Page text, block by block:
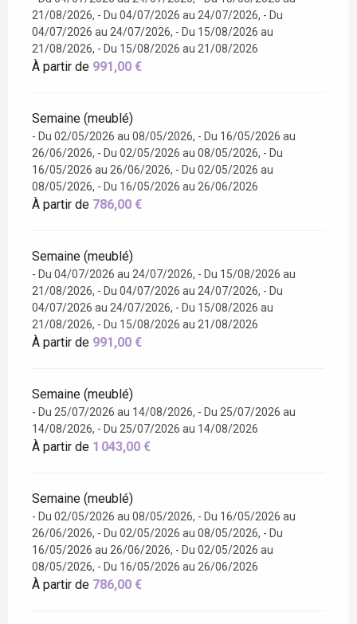
21/08/2026, - Du 04/07/2026 au 24/07/2026, - Du
04/07/2026 au 24/07/2026, - Du 15/08/2026 au
21/08/2026, - Du 15/08/2026 au 21/08/2026
À partir de 991,00 €
Semaine (meublé)
- Du 02/05/2026 au 08/05/2026, - Du 16/05/2026 au
26/06/2026, - Du 02/05/2026 au 08/05/2026, - Du
16/05/2026 au 26/06/2026, - Du 02/05/2026 au
08/05/2026, - Du 16/05/2026 au 26/06/2026
À partir de 786,00 €
Semaine (meublé)
- Du 04/07/2026 au 24/07/2026, - Du 15/08/2026 au
21/08/2026, - Du 04/07/2026 au 24/07/2026, - Du
04/07/2026 au 24/07/2026, - Du 15/08/2026 au
21/08/2026, - Du 15/08/2026 au 21/08/2026
À partir de 991,00 €
Semaine (meublé)
- Du 25/07/2026 au 14/08/2026, - Du 25/07/2026 au
14/08/2026, - Du 25/07/2026 au 14/08/2026
À partir de 1 043,00 €
Semaine (meublé)
- Du 02/05/2026 au 08/05/2026, - Du 16/05/2026 au
26/06/2026, - Du 02/05/2026 au 08/05/2026, - Du
16/05/2026 au 26/06/2026, - Du 02/05/2026 au
08/05/2026, - Du 16/05/2026 au 26/06/2026
À partir de 786,00 €